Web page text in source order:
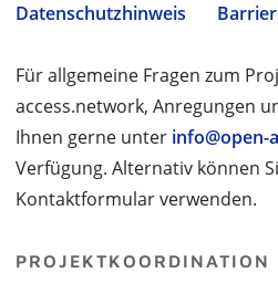
Datenschutzhinweis
Für allgemeine Fragen zum
access.network, Anregungen
Ihnen gerne unter info@open-
Verfügung. Alternativ können
Kontaktformular verwenden.
PROJEKTKOORDINATION